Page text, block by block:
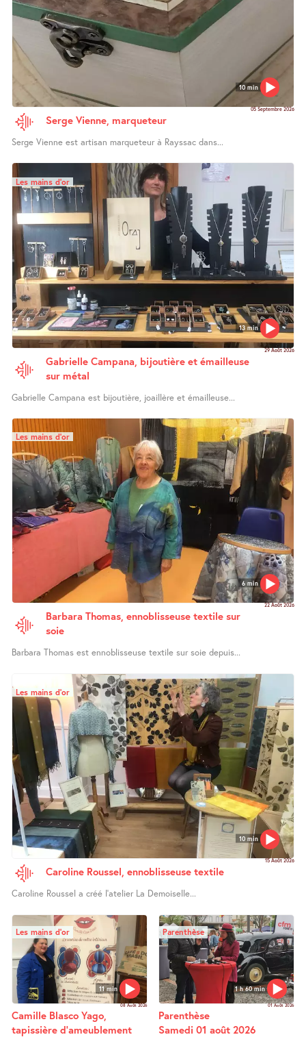
10 min
05 Septembre 2026
Serge Vienne, marqueteur
Serge Vienne est artisan marqueteur à Rayssac dans...
13 min
Les mains d’or
29 Août 2026
Gabrielle Campana, bijoutière et émailleuse
sur métal
Gabrielle Campana est bijoutière, joaillère et émailleuse...
6 min
Les mains d’or
22 Août 2026
Barbara Thomas, ennoblisseuse textile sur
soie
Barbara Thomas est ennoblisseuse textile sur soie depuis...
10 min
Les mains d’or
15 Août 2026
Caroline Roussel, ennoblisseuse textile
Caroline Roussel a créé l’atelier La Demoiselle...
11 min
Les mains d’or
08 Août 2026
Camille Blasco Yago,
tapissière d’ameublement
1 h 60 min
Parenthèse
01 Août 2026
Parenthèse
Samedi 01 août 2026